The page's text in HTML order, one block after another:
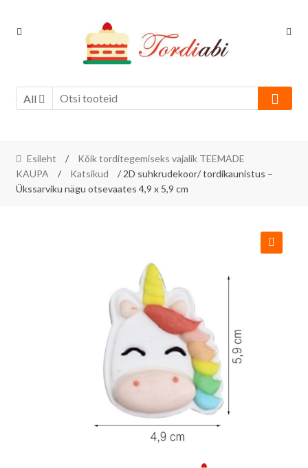
Skip
Skip
All
Esileht /
Kõik torditegemiseks vajalik TEEMADE
KAUPA
/ Katsikud
/ 2D suhkrudekoor/ tordikaunistus –
Ükssarviku nägu otsevaates 4,9 x 5,9 cm